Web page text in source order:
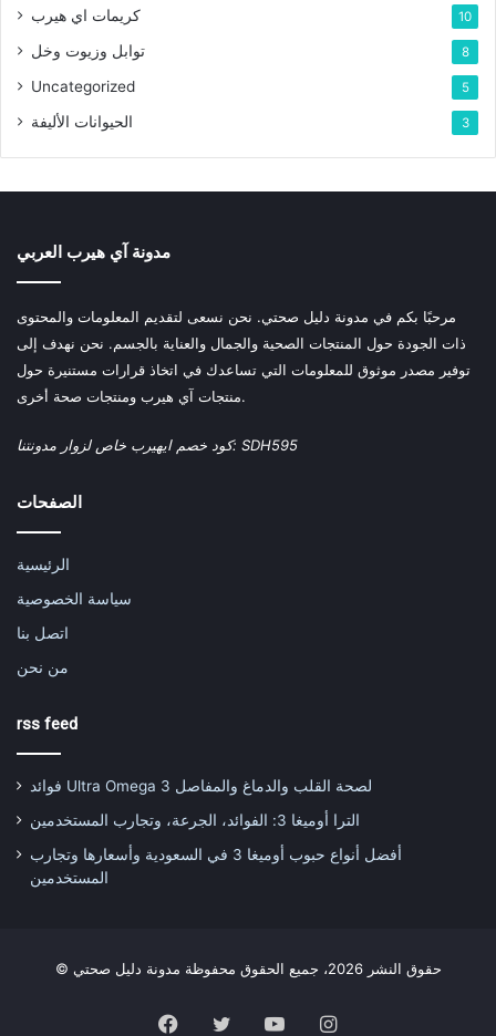
كريمات اي هيرب 10
توابل وزيوت وخل 8
Uncategorized 5
الحيوانات الأليفة 3
مدونة آي هيرب العربي
مرحبًا بكم في مدونة دليل صحتي. نحن نسعى لتقديم المعلومات والمحتوى
ذات الجودة حول المنتجات الصحية والجمال والعناية بالجسم. نحن نهدف إلى
توفير مصدر موثوق للمعلومات التي تساعدك في اتخاذ قرارات مستنيرة حول
منتجات آي هيرب ومنتجات صحة أخرى.
كود خصم ايهيرب خاص لزوار مدونتنا: SDH595
الصفحات
الرئيسية
سياسة الخصوصية
اتصل بنا
من نحن
rss feed
فوائد Ultra Omega 3 لصحة القلب والدماغ والمفاصل
الترا أوميغا 3: الفوائد، الجرعة، وتجارب المستخدمين
أفضل أنواع حبوب أوميغا 3 في السعودية وأسعارها وتجارب
المستخدمين
© حقوق النشر 2026، جميع الحقوق محفوظة مدونة دليل صحتي
Facebook
TwitterYouTubeInstagram